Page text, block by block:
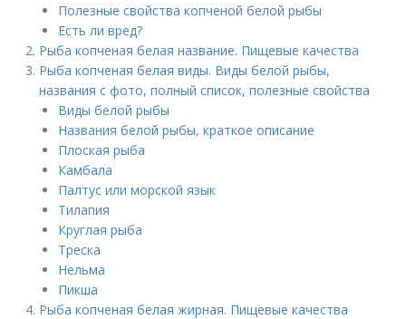
Полезные свойства копченой белой рыбы
Есть ли вред?
Рыба копченая белая название. Пищевые качества
Рыба копченая белая виды. Виды белой рыбы,
названия с фото, полный список, полезные свойства
Виды белой рыбы
Названия белой рыбы, краткое описание
Плоская рыба
Камбала
Палтус или морской язык
Тилапия
Круглая рыба
Треска
Нельма
Пикша
Рыба копченая белая жирная. Пищевые качества